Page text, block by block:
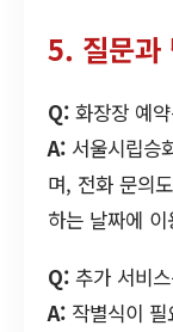
5. 질문과
Q: 화장장 예
A: 서울시립승
며, 전화 문의
하는 날짜에
Q: 추가 서비
A: 작별식이